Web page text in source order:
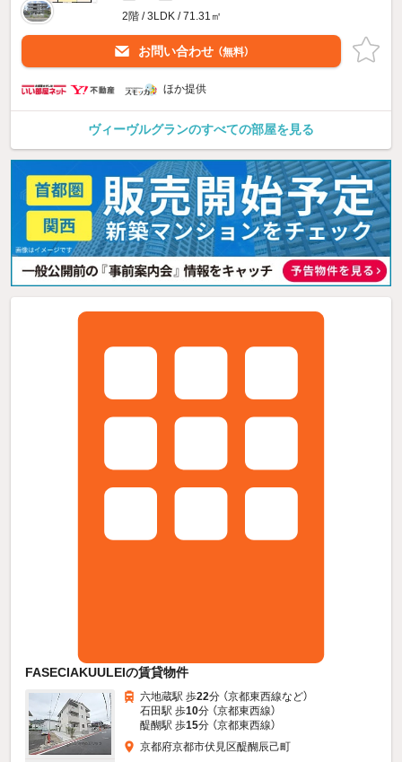
2階 / 3LDK / 71.31㎡
お問い合わせ （無料）
ほか提供
ヴィーヴルグランのすべての部屋を見る
FASECIAKUULEIの賃貸物件
六地蔵駅 歩22分 （京都東西線など）
石田駅 歩10分 （京都東西線）
醍醐駅 歩15分 （京都東西線）
京都府京都市伏見区醍醐辰己町